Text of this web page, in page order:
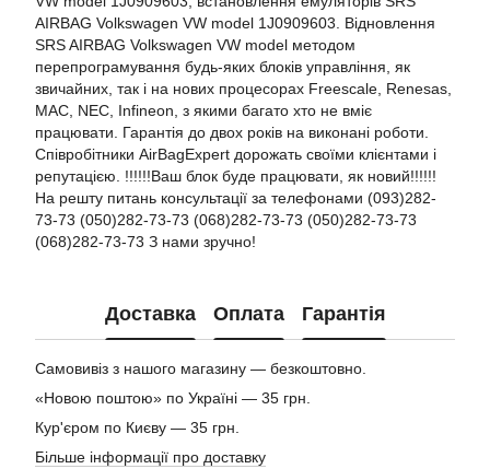
AIRBAG Volkswagen VW model 1J0909603. Відновлення
SRS AIRBAG Volkswagen VW model методом
перепрограмування будь-яких блоків управління, як
звичайних, так і на нових процесорах Freescale, Renesas,
MAC, NEC, Infineon, з якими багато хто не вміє
працювати. Гарантія до двох років на виконані роботи.
Співробітники AirBagExpert дорожать своїми клієнтами і
репутацією. !!!!!!Ваш блок буде працювати, як новий!!!!!!
На решту питань консультації за телефонами (093)282-
73-73 (050)282-73-73 (068)282-73-73 (050)282-73-73
(068)282-73-73 З нами зручно!
Доставка Оплата Гарантія
Самовивіз з нашого магазину — безкоштовно.
«Новою поштою» по Україні — 35 грн.
Кур'єром по Києву — 35 грн.
Більше інформації про доставку